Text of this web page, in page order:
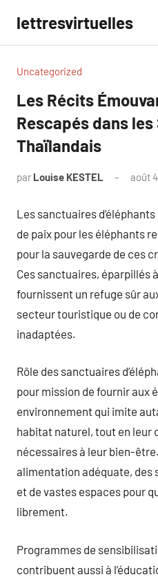
contenu
lettresvirtuelles
Uncategorized
Les Récits
Rescapés dans
Thaïlandais
par Louise KESTEL août
Les sanctuaires
de paix pour les éléphants
pour la sauvegarde de ces
Ces sanctuaires, éparpillés
fournissent un refuge sûr
secteur touristique ou de
inadaptées.
Rôle des sanctuaires
pour mission de fournir aux
environnement qui imite
habitat naturel, tout en leur
nécessaires à leur bien-
alimentation adéquate, des
et de vastes espaces pour
librement.
Programmes de
contribuent aussi à